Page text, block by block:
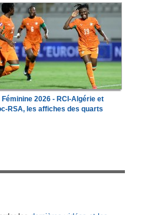
Féminine 2026 - RCI-Algérie et
RSA, les affiches des quarts